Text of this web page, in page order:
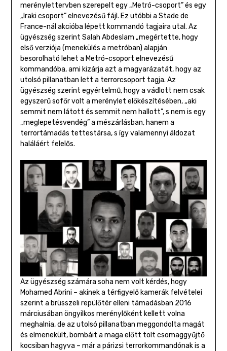
merénylettervben szerepelt egy „Metró-csoport” és egy
„Iraki csoport” elnevezésű fájl. Ez utóbbi a Stade de
France-nál akcióba lépett kommandó tagjaira utal. Az
ügyészség szerint Salah Abdeslam „megértette, hogy
első verziója (menekülés a metróban) alapján
besorolható lehet a Metró-csoport elnevezésű
kommandóba, ami kizárja azt a magyarázatát, hogy az
utolsó pillanatban lett a terrorcsoport tagja. Az
ügyészség szerint egyértelmű, hogy a vádlott nem csak
egyszerű sofőr volt a merénylet előkészítésében, „aki
semmit nem látott és semmit nem hallott”, s nem is egy
„meglepetésvendég” a mészárlásban, hanem a
terrortámadás tettestársa, s így valamennyi áldozat
haláláért felelős.
Az ügyészség számára soha nem volt kérdés, hogy
Mohamed Abrini – akinek a térfigyelő kamerák felvételei
szerint a brüsszeli repülőtér elleni támadásban 2016
márciusában öngyilkos merénylőként kellett volna
meghalnia, de az utolsó pillanatban meggondolta magát
és elmenekült, bombáit a maga előtt tolt csomaggyűjtő
kocsiban hagyva – már a párizsi terrorkommandónak is a